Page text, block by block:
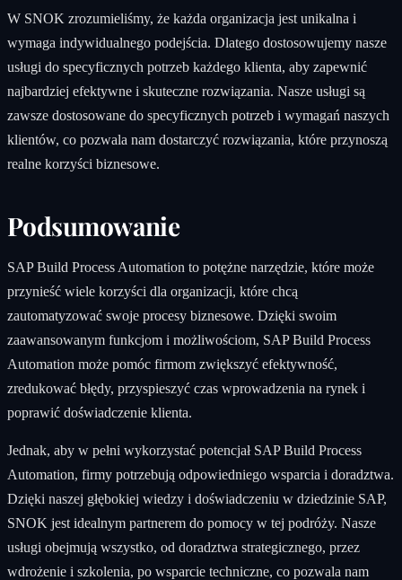
W SNOK zrozumieliśmy, że każda organizacja jest unikalna i
wymaga indywidualnego podejścia. Dlatego dostosowujemy nasze
usługi do specyficznych potrzeb każdego klienta, aby zapewnić
najbardziej efektywne i skuteczne rozwiązania. Nasze usługi są
zawsze dostosowane do specyficznych potrzeb i wymagań naszych
klientów, co pozwala nam dostarczyć rozwiązania, które przynoszą
realne korzyści biznesowe.
Podsumowanie
SAP Build Process Automation to potężne narzędzie, które może
przynieść wiele korzyści dla organizacji, które chcą
zautomatyzować swoje procesy biznesowe. Dzięki swoim
zaawansowanym funkcjom i możliwościom, SAP Build Process
Automation może pomóc firmom zwiększyć efektywność,
zredukować błędy, przyspieszyć czas wprowadzenia na rynek i
poprawić doświadczenie klienta.
Jednak, aby w pełni wykorzystać potencjał SAP Build Process
Automation, firmy potrzebują odpowiedniego wsparcia i doradztwa.
Dzięki naszej głębokiej wiedzy i doświadczeniu w dziedzinie SAP,
SNOK jest idealnym partnerem do pomocy w tej podróży. Nasze
usługi obejmują wszystko, od doradztwa strategicznego, przez
wdrożenie i szkolenia, po wsparcie techniczne, co pozwala nam